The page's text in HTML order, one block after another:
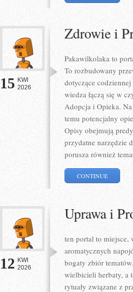
15 KWI
2026
Zdrowie i
Pakawilkolaka to
To rozbudowany
dotyczące
wiedza łączą się w
Adopcja i Opieka.
temu potencjalny
Opisy obejmują
przydatne narzędzie
porusza również
CONTINUE
12 KWI
2026
Uprawa i
ten portal to miejsce,
aromatycznych
bogaty zbiór
wielbicieli herbaty, a
rytuały związane z